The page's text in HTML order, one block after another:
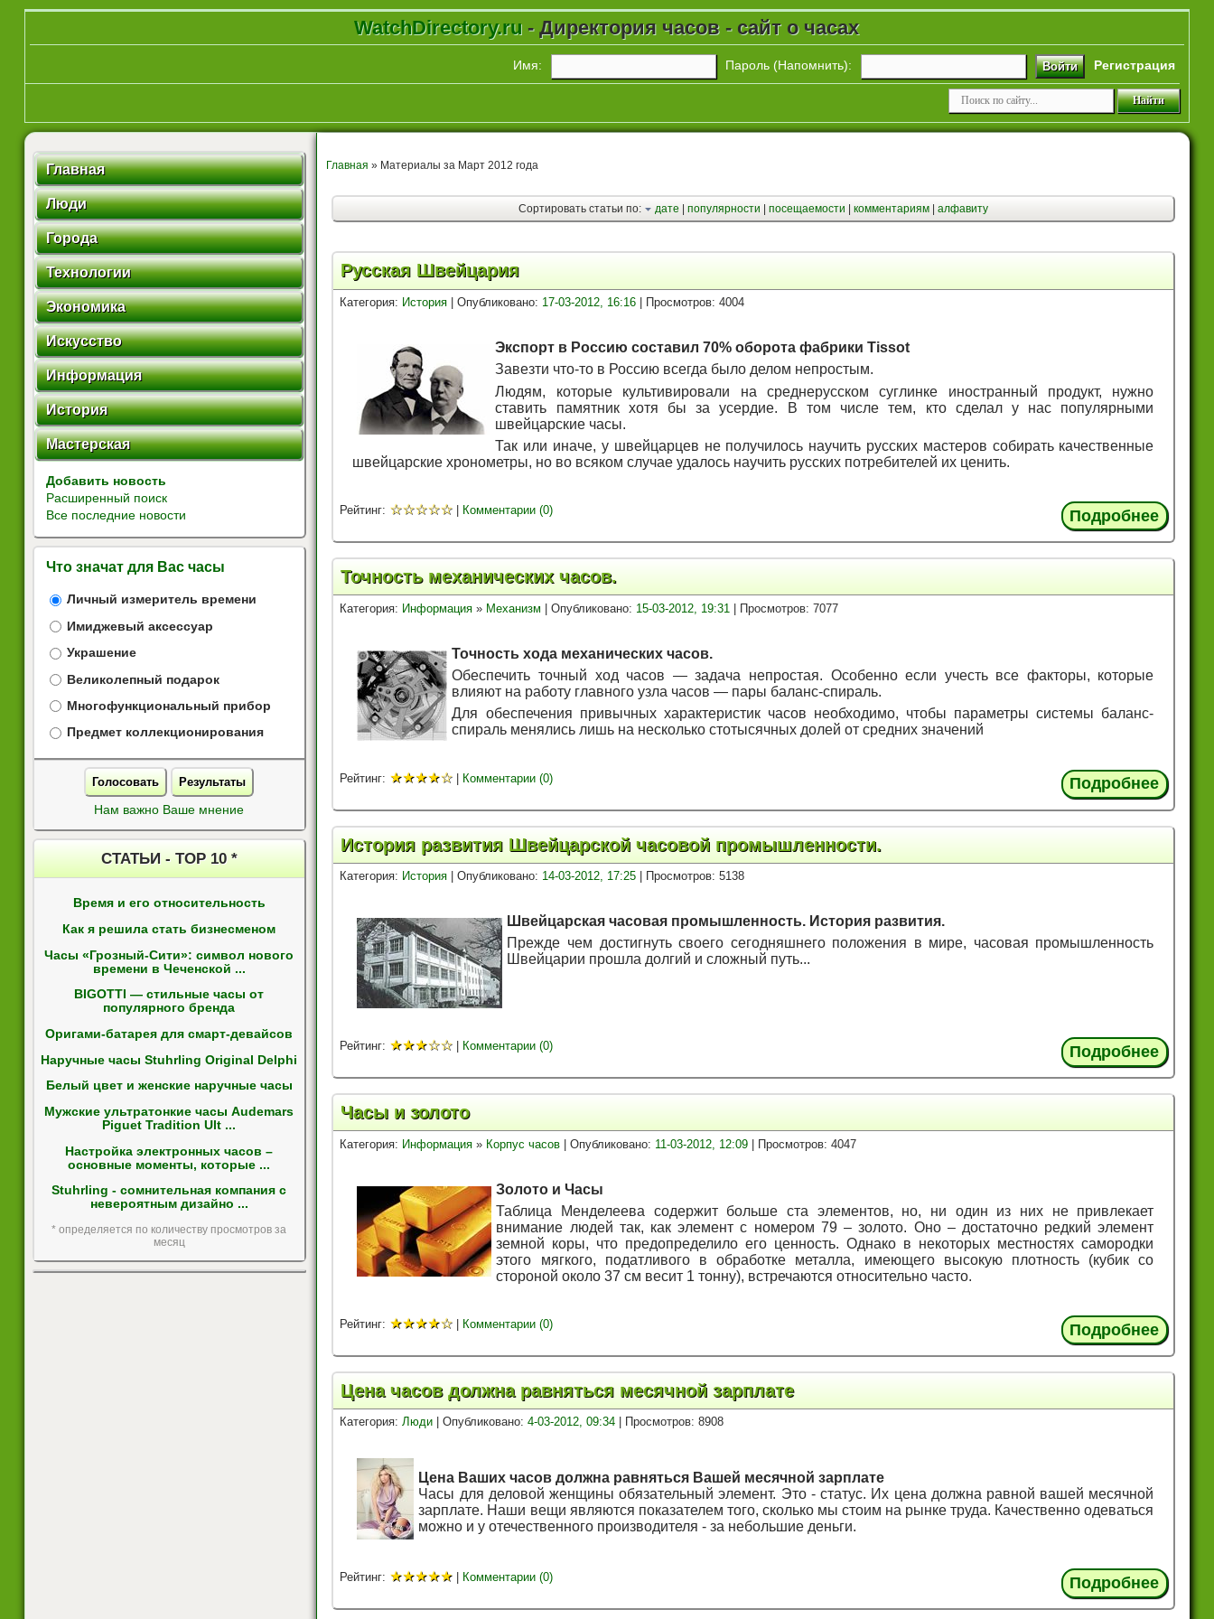
WatchDirectory.ru - Директория часов - сайт о часах
Имя: Пароль (Напомнить): Войти Регистрация
Главная
Люди
Города
Технологии
Экономика
Искусство
Информация
История
Мастерская
Добавить новость
Расширенный поиск
Все последние новости
Что значат для Вас часы
Личный измеритель времени
Имиджевый аксессуар
Украшение
Великолепный подарок
Многофункциональный прибор
Предмет коллекционирования
Голосовать Результаты
Нам важно Ваше мнение
СТАТЬИ - ТОР 10 *
Время и его относительность
Как я решила стать бизнесменом
Часы «Грозный-Сити»: символ нового
времени в Чеченской ...
BIGOTTI — стильные часы от
популярного бренда
Оригами-батарея для смарт-девайсов
Наручные часы Stuhrling Original Delphi
Белый цвет и женские наручные часы
Мужские ультратонкие часы Audemars
Piguet Tradition Ult ...
Настройка электронных часов –
основные моменты, которые ...
Stuhrling - сомнительная компания с
невероятным дизайно ...
* определяется по количеству просмотров за
месяц
Главная » Материалы за Март 2012 года
Сортировать статьи по: дате |популярности |посещаемости |комментариям |алфавиту
Русская Швейцария
Категория: История| Опубликовано: 17-03-2012, 16:16| Просмотров: 4004
Экспорт в Россию составил 70% оборота фабрики Tissot
Завезти что-то в Россию всегда было делом непростым.
Людям, которые культивировали на среднерусском суглинке иностранный продукт, нужно
ставить памятник хотя бы за усердие. В том числе тем, кто сделал у нас популярными
швейцарские часы.
Так или иначе, у швейцарцев не получилось научить русских мастеров собирать качественные
швейцарские хронометры, но во всяком случае удалось научить русских потребителей их ценить.
Рейтинг: ☆☆☆☆☆| Комментарии (0) Подробнее
Точность механических часов.
Категория: Информация» Механизм | Опубликовано: 15-03-2012, 19:31 | Просмотров: 7077
Точность хода механических часов.
Обеспечить точный ход часов — задача непростая. Особенно если учесть все факторы, которые
влияют на работу главного узла часов — пары баланс-спираль.
Для обеспечения привычных характеристик часов необходимо, чтобы параметры системы баланс-
спираль менялись лишь на несколько стотысячных долей от средних значений
Рейтинг: ★★★★☆| Комментарии (0) Подробнее
История развития Швейцарской часовой промышленности.
Категория: История| Опубликовано: 14-03-2012, 17:25| Просмотров: 5138
Швейцарская часовая промышленность. История развития.
Прежде чем достигнуть своего сегодняшнего положения в мире, часовая промышленность
Швейцарии прошла долгий и сложный путь...
Рейтинг: ★★★☆☆| Комментарии (0) Подробнее
Часы и золото
Категория: Информация» Корпус часов| Опубликовано: 11-03-2012, 12:09| Просмотров: 4047
Золото и Часы
Таблица Менделеева содержит больше ста элементов, но, ни один из них не привлекает
внимание людей так, как элемент с номером 79 – золото. Оно – достаточно редкий элемент
земной коры, что предопределило его ценность. Однако в некоторых местностях самородки
этого мягкого, податливого в обработке металла, имеющего высокую плотность (кубик со
стороной около 37 см весит 1 тонну), встречаются относительно часто.
Рейтинг: ★★★★☆| Комментарии (0) Подробнее
Цена часов должна равняться месячной зарплате
Категория: Люди| Опубликовано: 4-03-2012, 09:34| Просмотров: 8908
Цена Ваших часов должна равняться Вашей месячной зарплате
Часы для деловой женщины обязательный элемент. Это - статус. Их цена должна равной вашей месячной
зарплате. Наши вещи являются показателем того, сколько мы стоим на рынке труда. Качественно одеваться
можно и у отечественного производителя - за небольшие деньги.
Рейтинг: ★★★★★| Комментарии (0) Подробнее